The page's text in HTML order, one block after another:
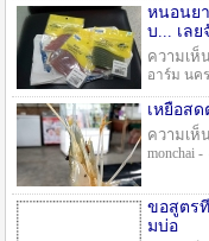
หนอนย
บ... เล
ความเห็
อาร์ม นค
เหยื่อส
ความเห็
monchai -
ขอสูตร
มบ่อ